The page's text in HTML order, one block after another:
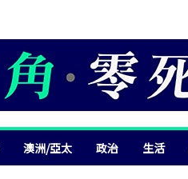
澳洲/亞太 政治 生活